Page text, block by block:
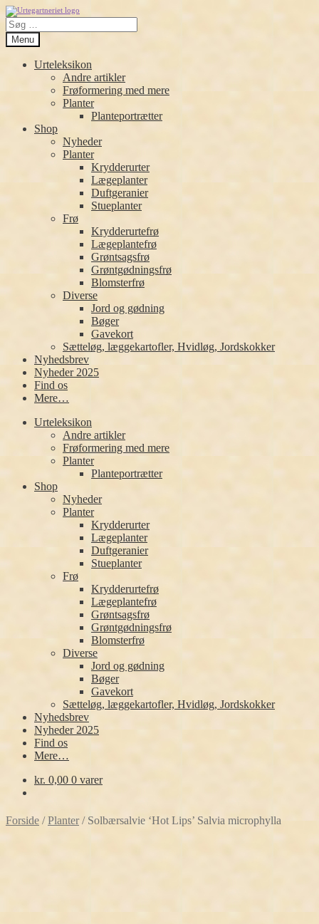
Spring
til
navigation
Spring
til
indhold
Søg
efter:
Menu
Urteleksikon
Andre artikler
Frøformering med mere
Planter
Planteportrætter
Shop
Nyheder
Planter
Krydderurter
Lægeplanter
Duftgeranier
Stueplanter
Frø
Krydderurtefrø
Lægeplantefrø
Grøntsagsfrø
Grøntgødningsfrø
Blomsterfrø
Diverse
Jord og gødning
Bøger
Gavekort
Sætteløg, læggekartofler, Hvidløg, Jordskokker
Nyhedsbrev
Nyheder 2025
Find os
Mere…
Urteleksikon
Andre artikler
Frøformering med mere
Planter
Planteportrætter
Shop
Nyheder
Planter
Krydderurter
Lægeplanter
Duftgeranier
Stueplanter
Frø
Krydderurtefrø
Lægeplantefrø
Grøntsagsfrø
Grøntgødningsfrø
Blomsterfrø
Diverse
Jord og gødning
Bøger
Gavekort
Sætteløg, læggekartofler, Hvidløg, Jordskokker
Nyhedsbrev
Nyheder 2025
Find os
Mere…
kr. 0,00 0 varer
Forside /Planter/ Solbærsalvie ‘Hot Lips’ Salvia microphylla